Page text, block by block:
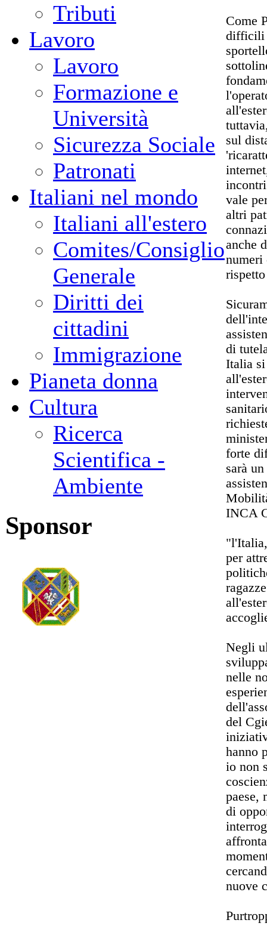
Tributi
Lavoro
Lavoro
Formazione e
Università
Sicurezza Sociale
Patronati
Italiani nel mondo
Italiani all'estero
Comites/Consiglio
Generale
Diritti dei
cittadini
Immigrazione
Pianeta donna
Cultura
Ricerca
Scientifica -
Ambiente
Sponsor
Come
difficili
sul
vale
altri
anche
numeri
di
Italia si
forte
sarà
INCA
per
Negli
nelle
del
hanno
io non
paese,
di
nuove